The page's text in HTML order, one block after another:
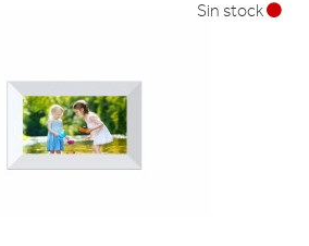
Sin stock